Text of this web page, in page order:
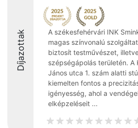
Díjazottak
A székesfehérvári INK
magas színvonalú
biztosít testművészet,
szépségápolás területén. A
János utca 1. szám alatti
kiemelten fontos a
igényesség, ahol a
elképzeléseit ...